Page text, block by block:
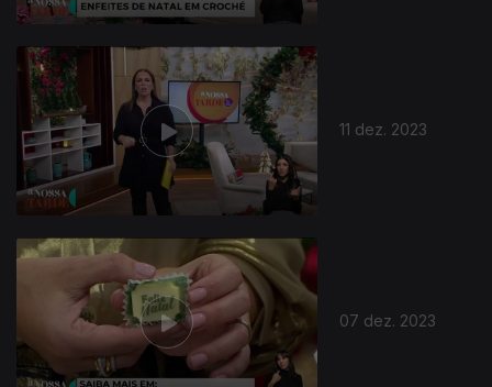
11 dez. 2023
07 dez. 2023